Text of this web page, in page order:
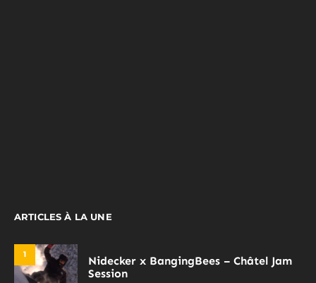
ARTICLES À LA UNE
1
Nidecker x BangingBees – Châtel Jam
Session